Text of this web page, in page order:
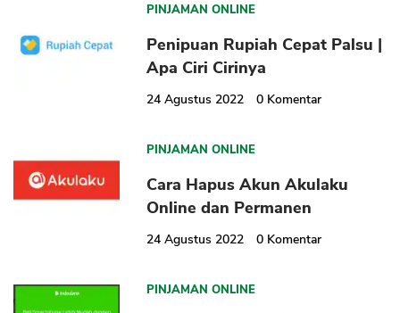
PINJAMAN ONLINE
Penipuan Rupiah Cepat Palsu |
Apa Ciri Cirinya
24 Agustus 2022 0 Komentar
PINJAMAN ONLINE
Cara Hapus Akun Akulaku
Online dan Permanen
24 Agustus 2022 0 Komentar
PINJAMAN ONLINE